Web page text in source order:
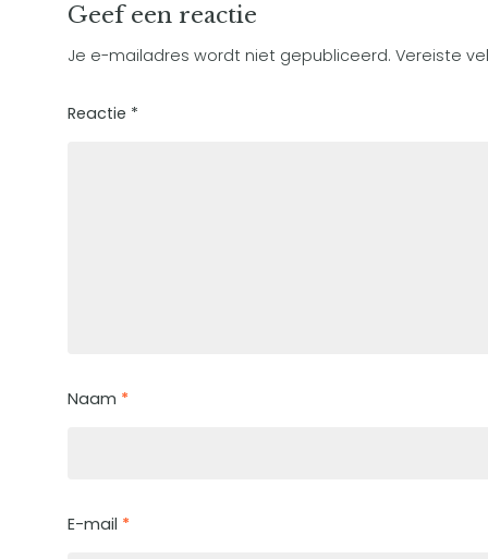
Geef een reactie
Je e-mailadres wordt niet gepubliceerd. Vereiste
Reactie *
Naam *
E-mail *